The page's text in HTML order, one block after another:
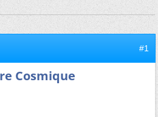
#1
Cosmique